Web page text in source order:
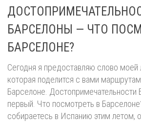
БАРСЕЛОНЫ — ЧТО
БАРСЕЛОНЕ?
Сегодня я предоставляю слово
которая поделится с вами
Барселоне. Достопримечательности
первый. Что посмотреть в
собираетесь в Испанию этим летом,